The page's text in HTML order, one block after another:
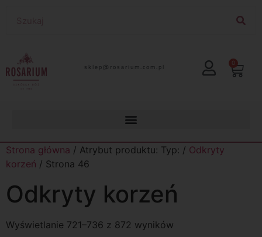
lp.moc.muirasor@pelks 0
Strona główna / Atrybut produktu: Typ: / Odkryty
korzeń / Strona 46
Odkryty korzeń
Wyświetlanie 721–736 z 872 wyników